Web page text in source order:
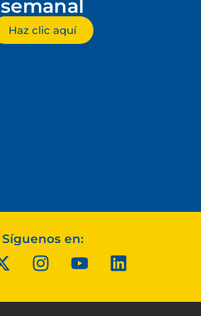
semanal
Haz clic aquí
Síguenos en: